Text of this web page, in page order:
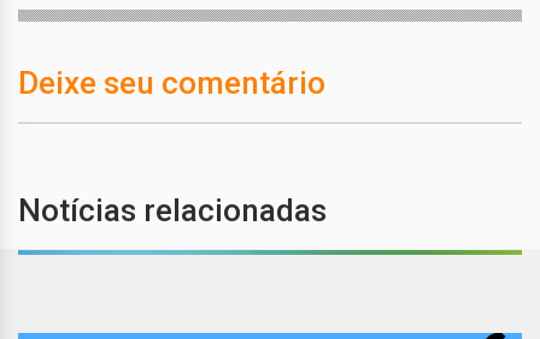
Deixe seu comentário
Notícias relacionadas